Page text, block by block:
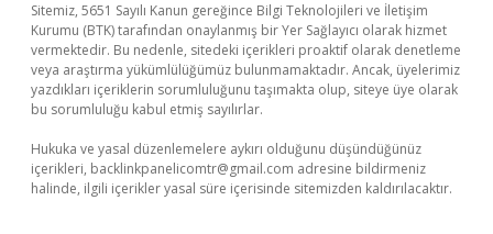
Sitemiz, 5651 Sayılı Kanun gereğince Bilgi Teknolojileri ve İletişim
Kurumu (BTK) tarafından onaylanmış bir Yer Sağlayıcı olarak hizmet
vermektedir. Bu nedenle, sitedeki içerikleri proaktif olarak denetleme
veya araştırma yükümlülüğümüz bulunmamaktadır. Ancak, üyelerimiz
yazdıkları içeriklerin sorumluluğunu taşımakta olup, siteye üye olarak
bu sorumluluğu kabul etmiş sayılırlar.
Hukuka ve yasal düzenlemelere aykırı olduğunu düşündüğünüz
içerikleri, backlinkpanelicomtr@gmail.com adresine bildirmeniz
halinde, ilgili içerikler yasal süre içerisinde sitemizden kaldırılacaktır.